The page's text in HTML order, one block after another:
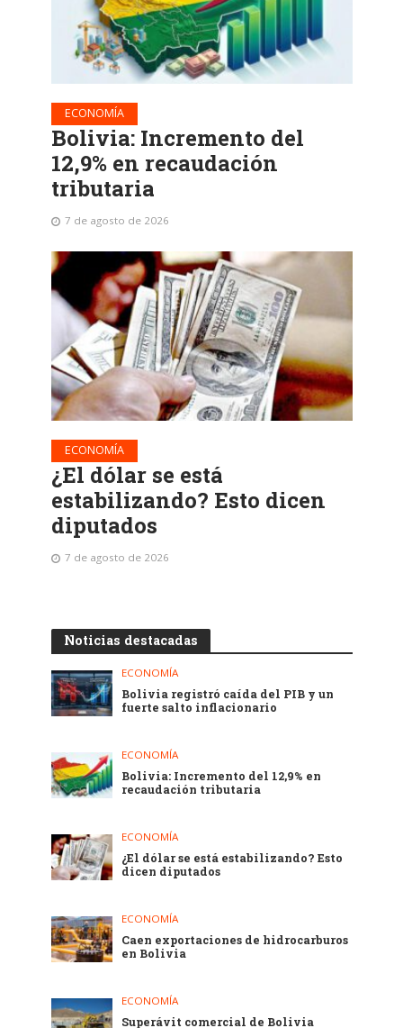
ECONOMÍA
Bolivia: Incremento del
12,9% en recaudación
tributaria
7 de agosto de 2026
ECONOMÍA
¿El dólar se está
estabilizando? Esto dicen
diputados
7 de agosto de 2026
Noticias destacadas
ECONOMÍA
Bolivia registró caída del PIB y un
fuerte salto inflacionario
ECONOMÍA
Bolivia: Incremento del 12,9% en
recaudación tributaria
ECONOMÍA
¿El dólar se está estabilizando? Esto
dicen diputados
ECONOMÍA
Caen exportaciones de hidrocarburos
en Bolivia
ECONOMÍA
Superávit comercial de Bolivia